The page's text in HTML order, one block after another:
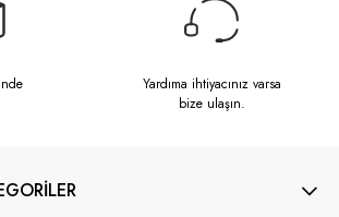
Yardıma ihtiyacınız varsa
bize ulaşın.